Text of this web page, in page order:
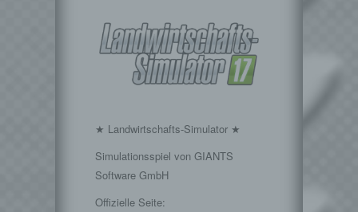
★ Landwirtschafts-Simulator ★
Simulationsspiel von GIANTS
Software GmbH
Offizielle Seite: